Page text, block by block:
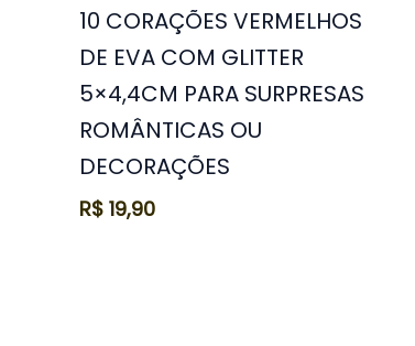
10 CORAÇÕES VERMELHOS
DE EVA COM GLITTER
5×4,4CM PARA SURPRESAS
ROMÂNTICAS OU
DECORAÇÕES
R$ 19,90